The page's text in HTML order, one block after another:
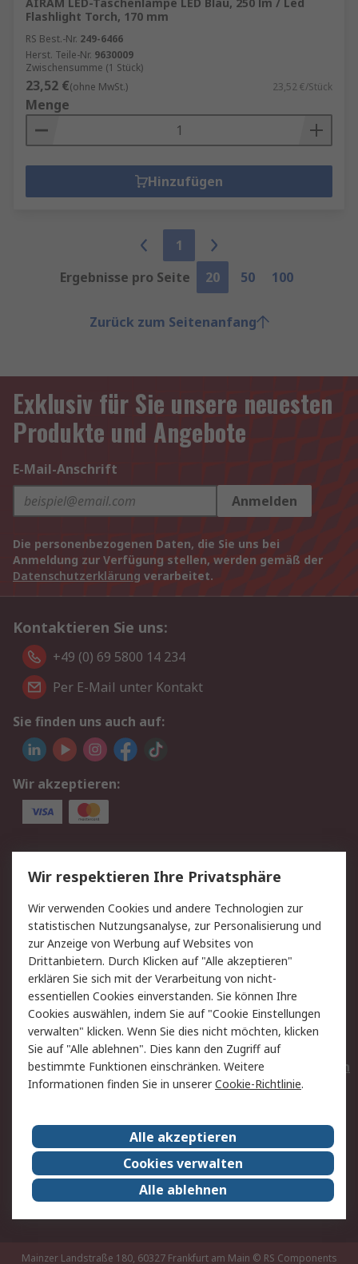
Flashlight Torch, 170 mm
RS Best.-Nr. 249-6466
Herst. Teile-Nr. 9630009
Zwischensumme (1 Stück)
23,52 €(ohne MwSt.) 23,52 €/Stück
Menge
Hinzufügen
1
Ergebnisse pro Seite
20 50 100
Zurück zum Seitenanfang
Exklusiv für Sie unsere neuesten
Produkte und Angebote
E-Mail-Anschrift
Anmelden
Die personenbezogenen Daten, die Sie uns bei
Anmeldung zur Verfügung stellen, werden gemäß der
Datenschutzerklärung verarbeitet.
Kontaktieren Sie uns:
+49 (0) 69 5800 14 234
Per E-Mail unter Kontakt
Sie finden uns auch auf:
Wir akzeptieren:
Service
Value Added Services
Lieferlösungen
Rücksendungen
Kontakt
Hilfe
Privatkunden
Rechtliches
AGB
Datenschutz
Cookie-Richtlinie
Zahlungsbedingungen
Copyright/Impressum
Entsorgung
Elektrogeräte/Batterien
RS weltweit
Karriere bei RS
Nachhaltigkeit
Qualität/Umwelt/ZertifikatePresse-Center
Event-Center
Mainzer Landstraße 180, 60327 Frankfurt am Main © RS Components
Wir respektieren Ihre Privatsphäre
Wir verwenden Cookies und andere Technologien zur
statistischen Nutzungsanalyse, zur Personalisierung und
zur Anzeige von Werbung auf Websites von
Drittanbietern. Durch Klicken auf "Alle akzeptieren"
erklären Sie sich mit der Verarbeitung von nicht-
essentiellen Cookies einverstanden. Sie können Ihre
Cookies auswählen, indem Sie auf "Cookie Einstellungen
verwalten" klicken. Wenn Sie dies nicht möchten, klicken
Sie auf "Alle ablehnen". Dies kann den Zugriff auf
bestimmte Funktionen einschränken. Weitere
Informationen finden Sie in unsererCookie-Richtlinie.
Alle akzeptieren
Cookies verwalten
Alle ablehnen